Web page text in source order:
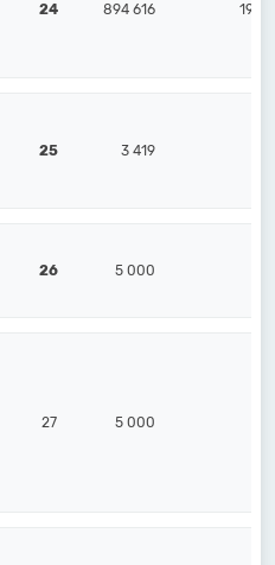
24 894 616 199
25 3 419
26 5 000
27 5 000